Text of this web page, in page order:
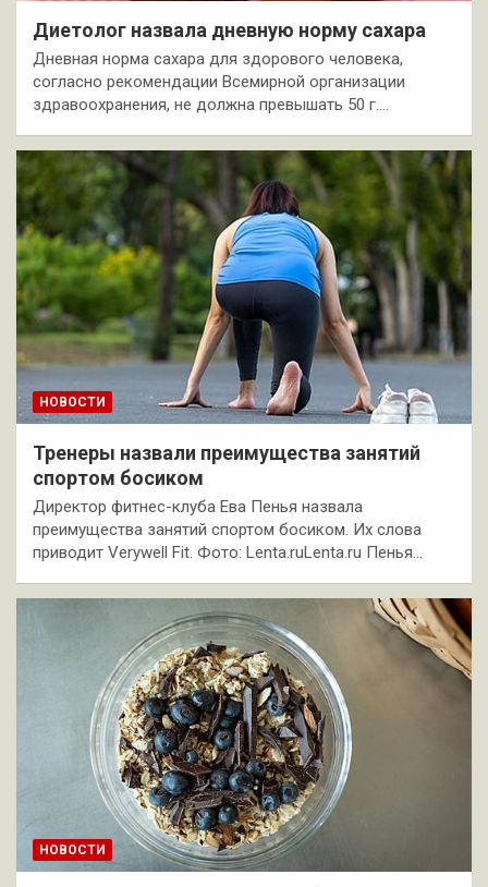
Диетолог назвала дневную норму сахара
Дневная норма сахара для здорового человека,
согласно рекомендации Всемирной организации
здравоохранения, не должна превышать 50 г.…
НОВОСТИ
Тренеры назвали преимущества занятий
спортом босиком
Директор фитнес-клуба Ева Пенья назвала
преимущества занятий спортом босиком. Их слова
приводит Verywell Fit. Фото: Lenta.ruLenta.ru Пенья…
НОВОСТИ